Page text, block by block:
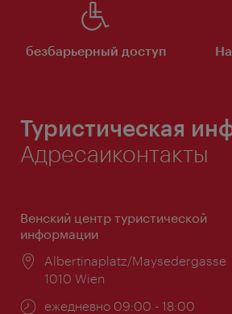
безбарьерный доступ
Туристическая
Адресаиконтакты
Венский центр туристической
информации
Расположение:
Albertinaplatz/Maysedergasse
1010 Wien
Часы
ежедневно 09:00 - 18:00